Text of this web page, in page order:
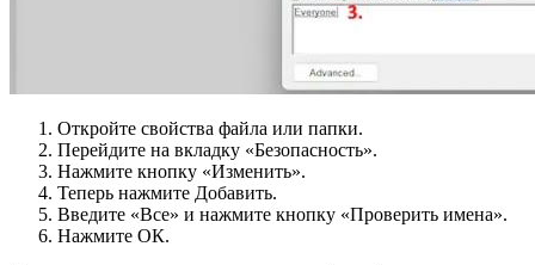
Откройте свойства файла или папки.
Перейдите на вкладку «Безопасность».
Нажмите кнопку «Изменить».
Теперь нажмите Добавить.
Введите «Все» и нажмите кнопку «Проверить имена».
Нажмите ОК.